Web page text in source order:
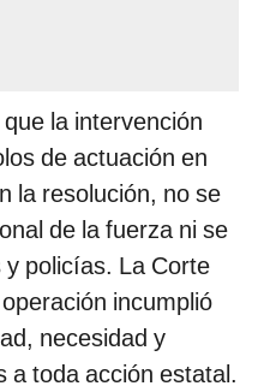
la intervención
de actuación en
la resolución, no se
de la fuerza ni se
y policías. La Corte
incumplió
necesidad y
a toda acción estatal.